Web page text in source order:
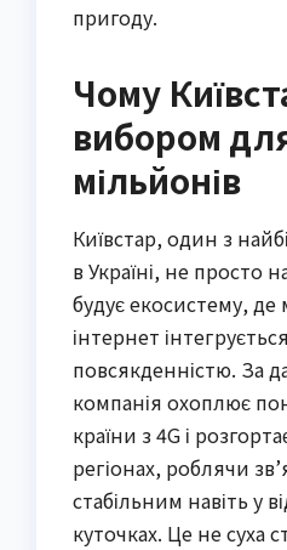
пригоду.
Чому
вибором
мільйонів
Київстар, один з
в Україні, не просто
будує екосистему, де
інтернет
повсякденністю. За
компанія охоплює
країни з 4G і
регіонах, роблячи
стабільним навіть у
куточках. Це не суха